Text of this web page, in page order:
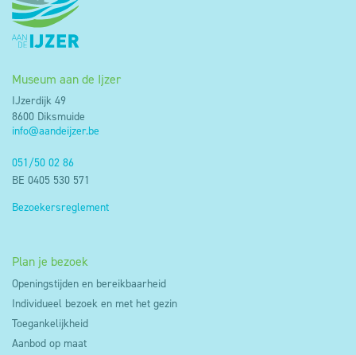
Museum aan de Ijzer
IJzerdijk 49
8600 Diksmuide
info@aandeijzer.be
051/50 02 86
BE 0405 530 571
Bezoekersreglement
Plan je bezoek
Openingstijden en bereikbaarheid
Individueel bezoek en met het gezin
Toegankelijkheid
Aanbod op maat